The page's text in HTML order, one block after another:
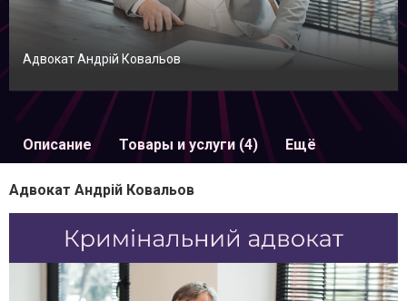
Адвокат Андрій Ковальов
Описание Товары и услуги (4) Ещё
Адвокат Андрій Ковальов